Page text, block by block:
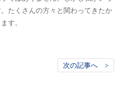
たくさんの方々と関わってきたか
す。
次の記事へ >